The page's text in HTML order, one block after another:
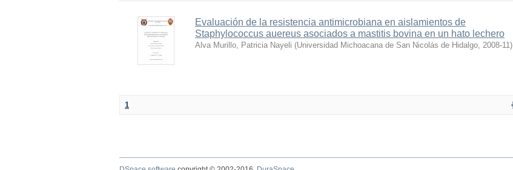
Evaluación de la resistencia antimicrobiana en aislamientos de
Staphylococcus auereus asociados a mastitis bovina en un hato lechero
Alva Murillo, Patricia Nayeli (Universidad Michoacana de San Nicolás de Hidalgo, 2008-11)
1